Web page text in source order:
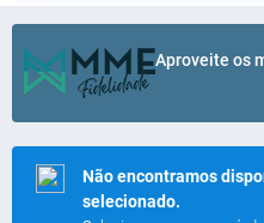
Aproveite os
Não encontramos
selecionado.